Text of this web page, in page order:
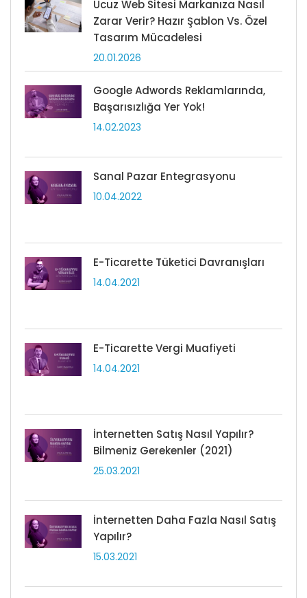
Ucuz Web Sitesi Markanıza Nasıl
Zarar Verir? Hazır Şablon Vs. Özel
Tasarım Mücadelesi
20.01.2026
Google Adwords Reklamlarında,
Başarısızlığa Yer Yok!
14.02.2023
Sanal Pazar Entegrasyonu
10.04.2022
E-Ticarette Tüketici Davranışları
14.04.2021
E-Ticarette Vergi Muafiyeti
14.04.2021
İnternetten Satış Nasıl Yapılır?
Bilmeniz Gerekenler (2021)
25.03.2021
İnternetten Daha Fazla Nasıl Satış
Yapılır?
15.03.2021